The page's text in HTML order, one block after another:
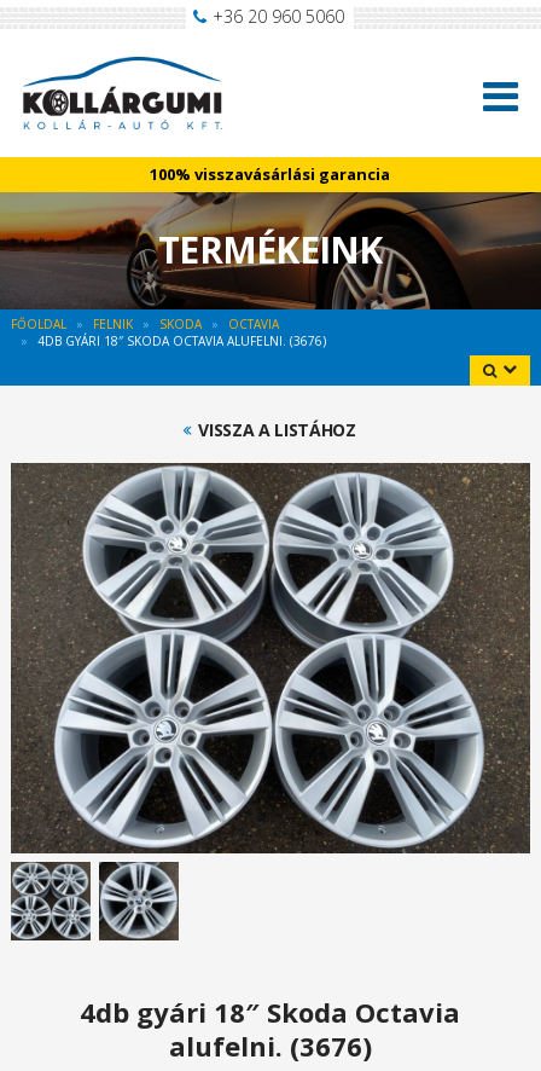
+36 20 960 5060
100% visszavásárlási garancia
TERMÉKEINK
FŐOLDAL FELNIK SKODA
OCTAVIA
4DB GYÁRI 18″ SKODA OCTAVIA ALUFELNI. (3676)
VISSZA A LISTÁHOZ
4db gyári 18″ Skoda Octavia
alufelni. (3676)